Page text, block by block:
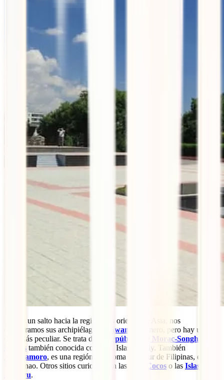
Dando un salto hacia la región más oriental de Asia, nos
encontramos sus archipiélagos.
Taiwan
el primero, pero hay un
caso más peculiar. Se trata de la
República de Morac-Songhrati-
Meads también conocida como las Islas Spratly. También
Bangsamoro, es una región autónoma en el sur de Filipinas, en
Mindanao. Otros sitios curiosos son las
Islas Cocos o las Islas
Ryukyu.